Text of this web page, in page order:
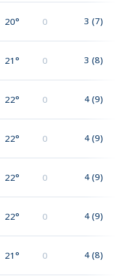
20° 0 3 (7)
21° 0 3 (8)
22° 0 4 (9)
22° 0 4 (9)
22° 0 4 (9)
22° 0 4 (9)
21° 0 4 (8)